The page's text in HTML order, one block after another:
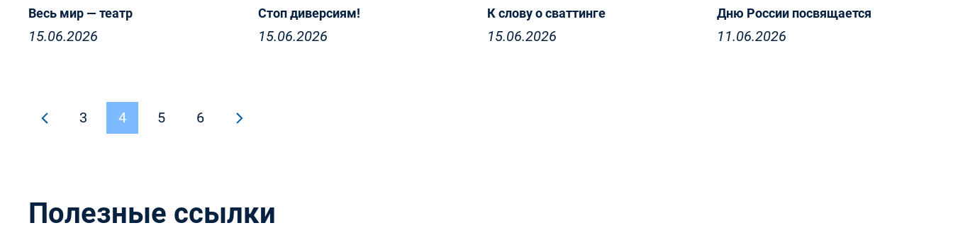
участники «Форума школьных
театров»
Весь мир — театр
15.06.2026
Стоп диверсиям!
15.06.2026
К слову о сваттинге
15.06.2026
Дню России посвящается
11.06.2026
3 4 5 6
Полезные ссылки